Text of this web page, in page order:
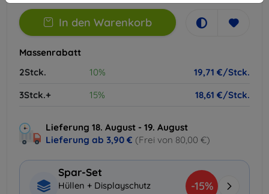
In den Warenkorb
Massenrabatt
2Stck.
10%
19,71 €/Stck.
3Stck.+
15% 18,61 €/Stck.
Lieferung 18. August - 19. August
Lieferung ab 3,90 € (Frei von 80,00 €)
Spar-Set
Hüllen + Displayschutz
-15%